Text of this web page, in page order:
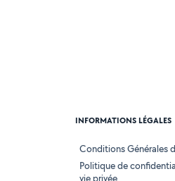
INFORMATIONS LÉGALES
Conditions Générales
Politique de
vie privée